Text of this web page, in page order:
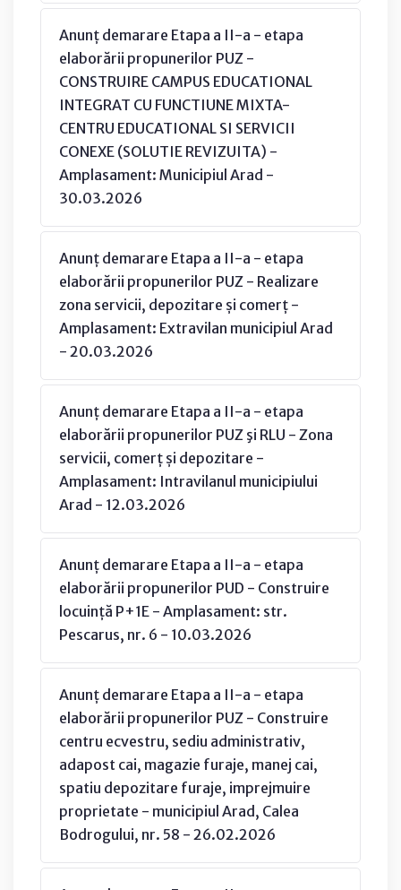
Anunț demarare Etapa a II-a - etapa
elaborării propunerilor PUZ -
CONSTRUIRE CAMPUS EDUCATIONAL
INTEGRAT CU FUNCTIUNE MIXTA-
CENTRU EDUCATIONAL SI SERVICII
CONEXE (SOLUTIE REVIZUITA) -
Amplasament: Municipiul Arad -
30.03.2026
Anunț demarare Etapa a II-a - etapa
elaborării propunerilor PUZ - Realizare
zona servicii, depozitare și comerț -
Amplasament: Extravilan municipiul Arad
- 20.03.2026
Anunț demarare Etapa a II-a - etapa
elaborării propunerilor PUZ şi RLU - Zona
servicii, comerț și depozitare -
Amplasament: Intravilanul municipiului
Arad - 12.03.2026
Anunț demarare Etapa a II-a - etapa
elaborării propunerilor PUD - Construire
locuință P+1E - Amplasament: str.
Pescarus, nr. 6 - 10.03.2026
Anunț demarare Etapa a II-a - etapa
elaborării propunerilor PUZ - Construire
centru ecvestru, sediu administrativ,
adapost cai, magazie furaje, manej cai,
spatiu depozitare furaje, imprejmuire
proprietate - municipiul Arad, Calea
Bodrogului, nr. 58 - 26.02.2026